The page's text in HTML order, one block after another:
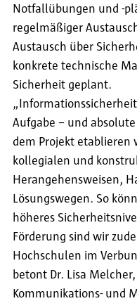
Notfallübungen und -
regelmäßiger
Austausch über
konkrete technische
Sicherheit geplant.
Aufgabe – und
dem Projekt etablieren
kollegialen und
Herangehensweisen,
Lösungswegen. So
höheres
Förderung sind wir
Hochschulen im
betont Dr. Lisa
Kommunikations- und